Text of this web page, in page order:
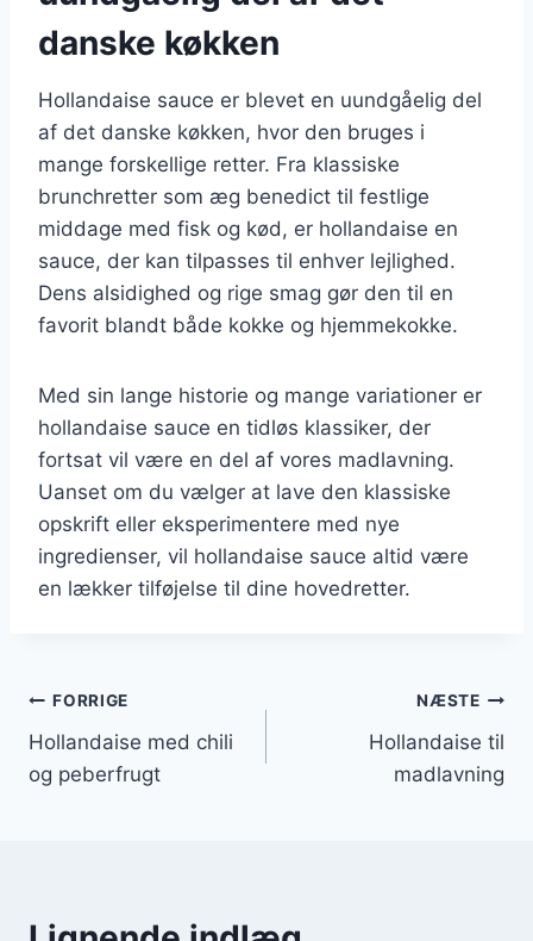
danske køkken
Hollandaise sauce er blevet en uundgåelig del
af det danske køkken, hvor den bruges i
mange forskellige retter. Fra klassiske
brunchretter som æg benedict til festlige
middage med fisk og kød, er hollandaise en
sauce, der kan tilpasses til enhver lejlighed.
Dens alsidighed og rige smag gør den til en
favorit blandt både kokke og hjemmekokke.
Med sin lange historie og mange variationer er
hollandaise sauce en tidløs klassiker, der
fortsat vil være en del af vores madlavning.
Uanset om du vælger at lave den klassiske
opskrift eller eksperimentere med nye
ingredienser, vil hollandaise sauce altid være
en lækker tilføjelse til dine hovedretter.
Indlægsnavigation
FORRIGE
Hollandaise med chili
og peberfrugt
NÆSTE
Hollandaise til
madlavning